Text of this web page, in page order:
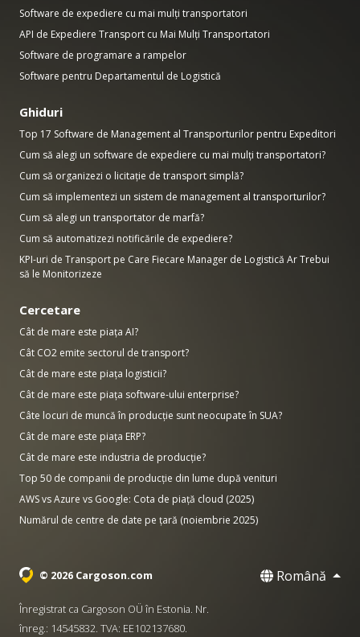
Software de expediere cu mai mulți transportatori
API de Expediere Transport cu Mai Mulți Transportatori
Software de programare a rampelor
Software pentru Departamentul de Logistică
Ghiduri
Top 17 Software de Management al Transporturilor pentru Expeditori
Cum să alegi un software de expediere cu mai mulți transportatori?
Cum să organizezi o licitație de transport simplă?
Cum să implementezi un sistem de management al transporturilor?
Cum să alegi un transportator de marfă?
Cum să automatizezi notificările de expediere?
KPI-uri de Transport pe Care Fiecare Manager de Logistică Ar Trebui
să le Monitorizeze
Cercetare
Cât de mare este piața AI?
Cât CO2 emite sectorul de transport?
Cât de mare este piața logisticii?
Cât de mare este piața software-ului enterprise?
Câte locuri de muncă în producție sunt neocupate în SUA?
Cât de mare este piața ERP?
Cât de mare este industria de producție?
Top 50 de companii de producție din lume după venituri
AWS vs Azure vs Google: Cota de piață cloud (2025)
Numărul de centre de date pe țară (noiembrie 2025)
© 2026 Cargoson.com Română
Înregistrat ca Cargoson OÜ în Estonia. Nr.
înreg.: 14545832. TVA: EE102137680.